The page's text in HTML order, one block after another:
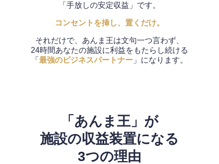
「手放しの安定収益」です。
コンセントを挿し、置くだけ。
それだけで、あんま王は文句一つ言わず、
24時間あなたの施設に利益をもたらし続ける
「 最強のビジネスパートナー 」になります。
「あんま王」が
施設の収益装置になる
3つの理由